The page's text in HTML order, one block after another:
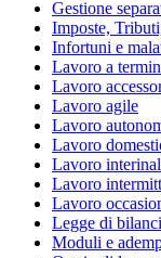
Gestione
Imposte,
Infortuni e
Lavoro a
Lavoro
Lavoro agile
Lavoro
Lavoro
Lavoro
Lavoro
Lavoro
Legge di
Moduli e